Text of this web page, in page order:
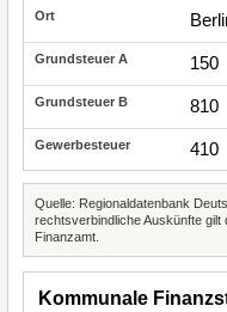
150
810
410
Quelle: Regionaldatenbank
rechtsverbindliche Auskünfte gilt
Finanzamt.
Kommunale